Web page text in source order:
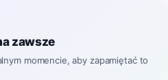
zawsze
momencie, aby zapamiętać to